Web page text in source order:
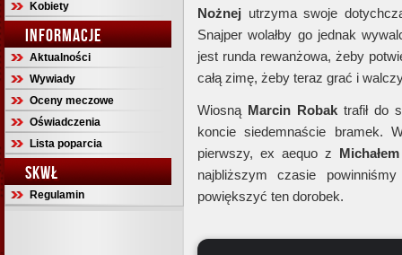
Kobiety
INFORMACJE
Aktualności
Wywiady
Oceny meczowe
Oświadczenia
Lista poparcia
SKWŁ
Regulamin
Nożnej utrzyma swoje
Snajper wolałby go jednak
jest runda rewanżowa, żeby
całą zimę, żeby teraz grać i
Wiosną Marcin Robak trafił do
koncie siedemnaście bramek.
pierwszy, ex aequo z
najbliższym czasie
powiększyć ten dorobek.